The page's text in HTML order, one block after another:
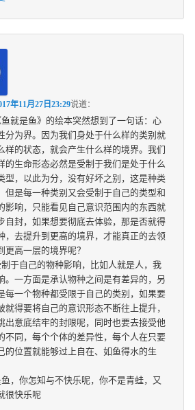
年11月27日23:29说道：
就是鱼》的绘本突然想到了一句话：心
分为界。因为我们身处于什么样的类别就
样的状态，就会产生什么样的境界。我们
的生命形态必然是受制于我们是处于什么
型，以此为分，没有好坏之别，这是种类
但是每一种类别又会受制于自己的类型和
影响，只能看见自己意识范围内的东西就
自封，如果想要彻底去体验，那是否就得
，去提升到更高的境界，才能真正的去领
更高一层的境界呢？
于自己的物种影响，比如人就是人，我
。一方面是承认物种之间是有差异的，另
每一个物种都受限于自己的类别，如果要
就得要将自己的意识形态不断往上提升，
出意底结牢的封限呢，同时也要去接受他
不同，每个个体的差异性，每个人在只要
的位置就能够过上自在、如鱼得水的生
，你怎知与不快乐呢，你不是青蛙，又
很快乐呢